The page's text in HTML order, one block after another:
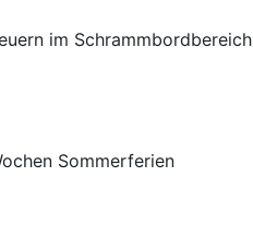
im Schrammbordbereich
Sommerferien